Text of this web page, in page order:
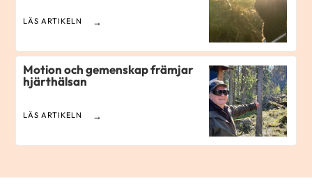
LÄS ARTIKELN
Motion och gemenskap främjar
hjärthälsan
LÄS ARTIKELN